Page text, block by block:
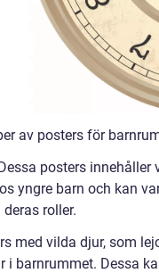
av posters för
posters
yngre barn och kan
roller.
med vilda djur, som
i barnrummet. Dessa